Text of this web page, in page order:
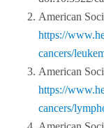
American
https://
cancers/
American
https://
cancers/